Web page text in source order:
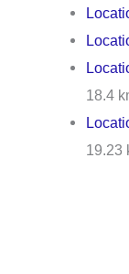
18.4
19.23